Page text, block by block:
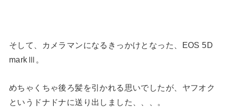
そして、カメラマンになるきっかけとなった、EOS 5D
markⅢ。
めちゃくちゃ後ろ髪を引かれる思いでしたが、ヤフオク
というドナドナに送り出しました、、、。